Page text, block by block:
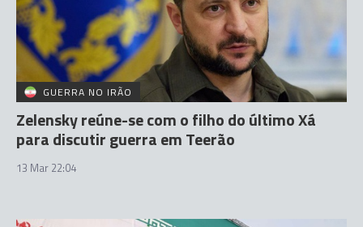
GUERRA NO IRÃO
Zelensky reúne-se com o filho do último Xá
para discutir guerra em Teerão
13 Mar 22:04